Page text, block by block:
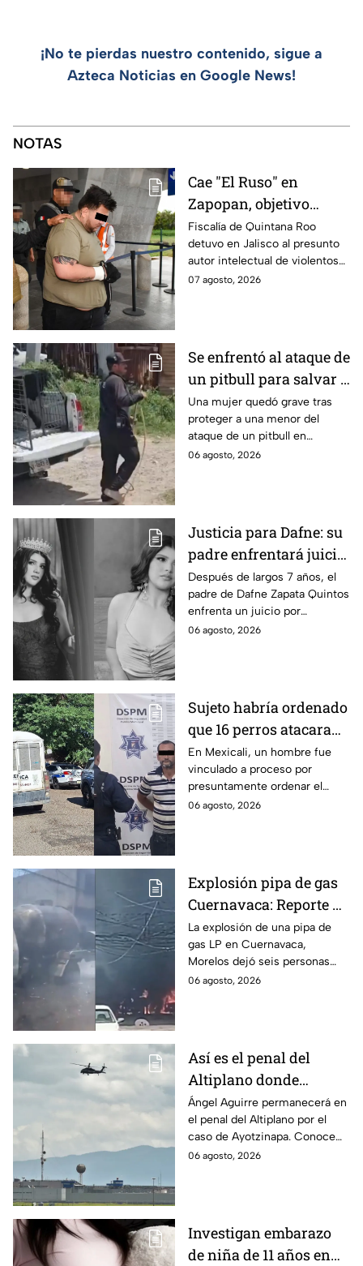
¡No te pierdas nuestro contenido, sigue a
Azteca Noticias en Google News!
NOTAS
Cae "El Ruso" en
Zapopan, objetivo
prioritario en Playa del
Carmen
Fiscalía de Quintana Roo
detuvo en Jalisco al presunto
autor intelectual de violentos
ataques en fraccionamientos
07 agosto, 2026
Se enfrentó al ataque de
un pitbull para salvar a
una menor; hoy lucha
por su vida en Zapopan
Una mujer quedó grave tras
proteger a una menor del
ataque de un pitbull en
Zapopan; la víctima sufrió
06 agosto, 2026
Justicia para Dafne: su
padre enfrentará juicio
por presunto abuso
cometido en 2019 en
Tamaulipas
Después de largos 7 años, el
padre de Dafne Zapata Quintos
enfrenta un juicio por
presuntamente abusar de la
06 agosto, 2026
Sujeto habría ordenado
que 16 perros atacaran
a su hermana con
discapacidad en
Mexicali, BC
En Mexicali, un hombre fue
vinculado a proceso por
presuntamente ordenar el
ataque de 16 perros contra su
06 agosto, 2026
Explosión pipa de gas
Cuernavaca: Reporte de
víctimas tras estallido
en Morelos
La explosión de una pipa de
gas LP en Cuernavaca,
Morelos dejó seis personas
hospitalizadas. IMSS informó
06 agosto, 2026
Así es el penal del
Altiplano donde
permanecerá Ángel
Aguirre por caso
Ayotzinapa
Ángel Aguirre permanecerá en
el penal del Altiplano por el
caso de Ayotzinapa. Conoce
dónde está, cómo es esta
06 agosto, 2026
Investigan embarazo
de niña de 11 años en